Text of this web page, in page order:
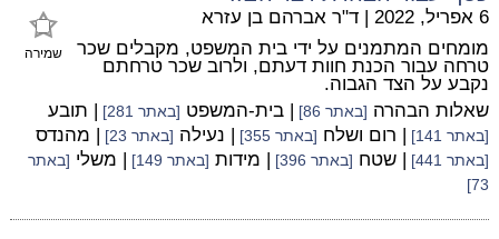
שמירה
6 אפריל, 2022 | ד"ר אברהם בן עזרא
מומחים המתמנים על ידי בית המשפט, מקבלים שכר
טרחה עבור הכנת חוות דעתם, ולרוב שכר טרחתם
נקבע על הצד הגבוה.
שאלות הבהרה [באתר 86] | בית-המשפט [באתר 281] | תובע
[באתר 141] | רום ושלח [באתר 355] | נעילה [באתר 23] | מהנדס
[באתר 441] | שטח [באתר 396] | מידות [באתר 149] | משלי [באתר
73]